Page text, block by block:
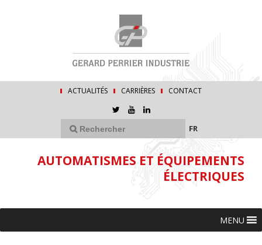
ACTUALITÉS CARRIÈRES CONTACT
FR
AUTOMATISMES ET ÉQUIPEMENTS
ÉLECTRIQUES
MENU